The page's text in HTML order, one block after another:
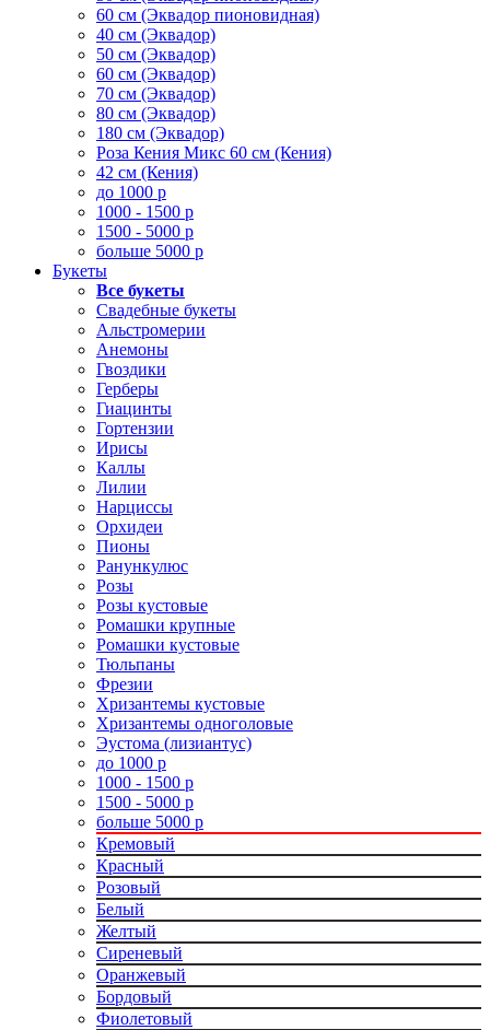
60 см (Эквадор пионовидная)
40 см (Эквадор)
50 см (Эквадор)
60 см (Эквадор)
70 см (Эквадор)
80 см (Эквадор)
180 см (Эквадор)
Роза Кения Микс 60 см (Кения)
42 см (Кения)
до 1000 р
1000 - 1500 р
1500 - 5000 р
больше 5000 р
Букеты
Все букеты
Свадебные букеты
Альстромерии
Анемоны
Гвоздики
Герберы
Гиацинты
Гортензии
Ирисы
Каллы
Лилии
Нарциссы
Орхидеи
Пионы
Ранункулюс
Розы
Розы кустовые
Ромашки крупные
Ромашки кустовые
Тюльпаны
Фрезии
Хризантемы кустовые
Хризантемы одноголовые
Эустома (лизиантус)
до 1000 р
1000 - 1500 р
1500 - 5000 р
больше 5000 р
Кремовый
Красный
Розовый
Белый
Желтый
Сиреневый
Оранжевый
Бордовый
Фиолетовый